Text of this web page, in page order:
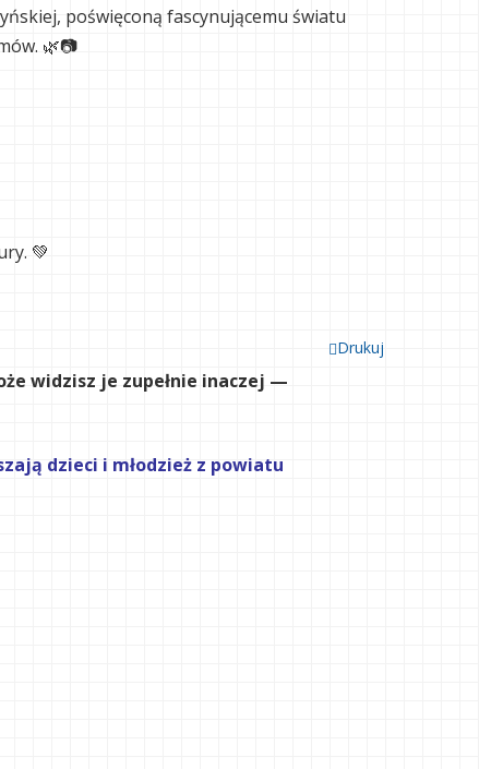
poświęconą fascynującemu światu
🌿📷
💚
Drukuj
widzisz je zupełnie inaczej —
dzieci i młodzież z powiatu